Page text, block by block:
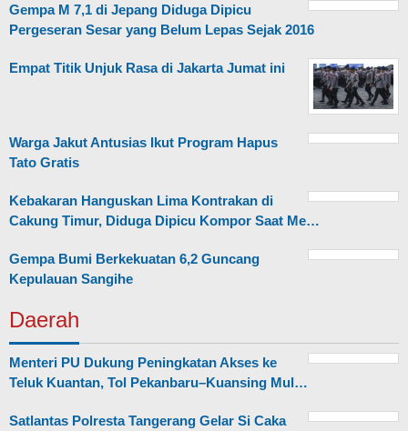
Gempa M 7,1 di Jepang Diduga Dipicu
Pergeseran Sesar yang Belum Lepas Sejak 2016
Empat Titik Unjuk Rasa di Jakarta Jumat ini
Warga Jakut Antusias Ikut Program Hapus
Tato Gratis
Kebakaran Hanguskan Lima Kontrakan di
Cakung Timur, Diduga Dipicu Kompor Saat Me…
Gempa Bumi Berkekuatan 6,2 Guncang
Kepulauan Sangihe
Daerah
Menteri PU Dukung Peningkatan Akses ke
Teluk Kuantan, Tol Pekanbaru–Kuansing Mul…
Satlantas Polresta Tangerang Gelar Si Caka